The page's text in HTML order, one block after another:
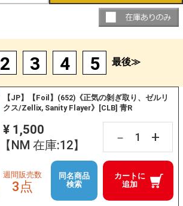
2 3 4 5 最後≫
【JP】【Foil】(652)《正気の剝ぎ取り、ゼルリ
クス/Zellix, Sanity Flayer》[CLB] 青R
¥ 1,500
【NM 在庫:12】
－ +
カートに
追加
週間販売数
3点
同名商品
検索